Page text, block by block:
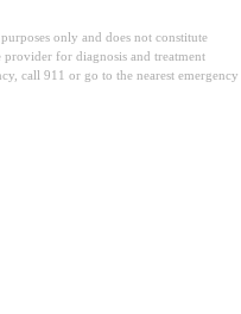
only and does not constitute
for diagnosis and treatment
call 911 or go to the nearest emergency